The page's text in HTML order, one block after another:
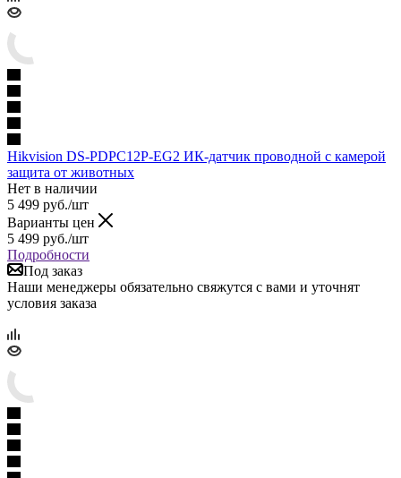
Hikvision DS-PDPC12P-EG2 ИК-датчик проводной с камерой
защита от животных
Нет в наличии
5 499 руб./шт
Варианты цен
5 499 руб./шт
Подробности
Под заказ
Наши менеджеры обязательно свяжутся с вами и уточнят
условия заказа